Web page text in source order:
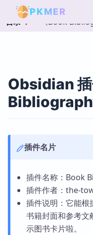
PKMER
目录 《Book
Obsidian
插件名片
插件名称：Book
插件作者：the-
插件说明：它能根
书籍封面和参考文
示图书卡片啦。